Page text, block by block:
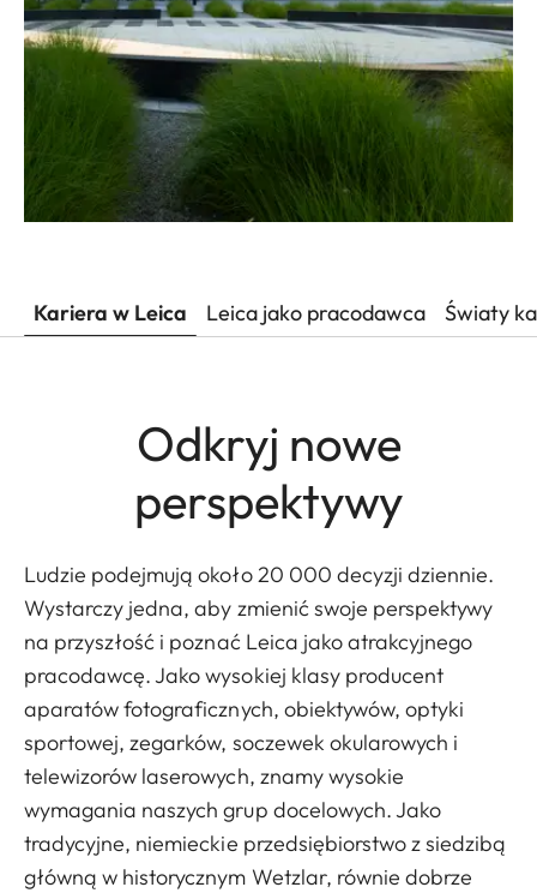
Kariera w Leica Leica jako pracodawca Światy
Odkryj nowe
perspektywy
Ludzie podejmują około 20 000 decyzji dziennie.
Wystarczy jedna, aby zmienić swoje perspektywy
na przyszłość i poznać Leica jako atrakcyjnego
pracodawcę. Jako wysokiej klasy producent
aparatów fotograficznych, obiektywów, optyki
sportowej, zegarków, soczewek okularowych i
telewizorów laserowych, znamy wysokie
wymagania naszych grup docelowych. Jako
tradycyjne, niemieckie przedsiębiorstwo z siedzibą
główną w historycznym Wetzlar, równie dobrze